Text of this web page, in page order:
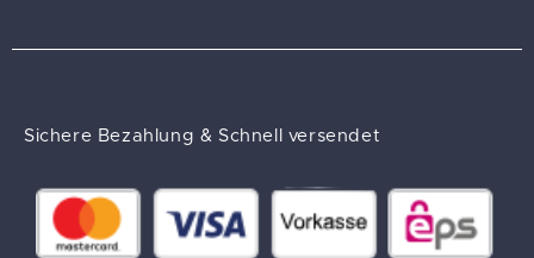
Sichere Bezahlung & Schnell versendet